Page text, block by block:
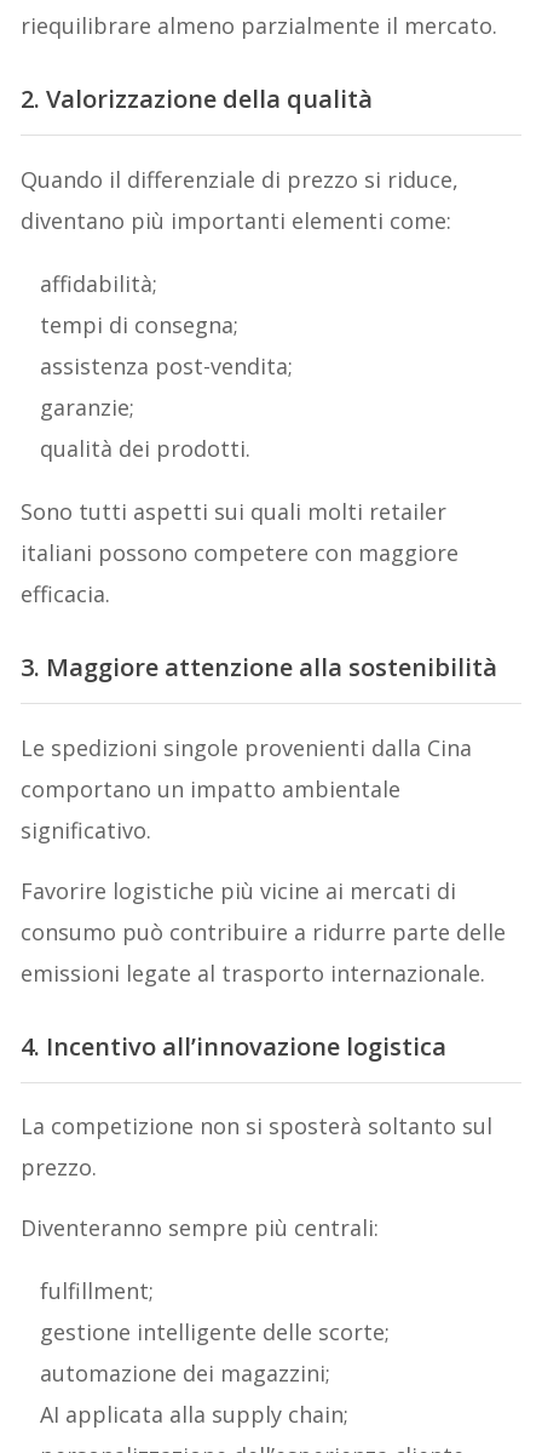
riequilibrare almeno parzialmente il mercato.
2. Valorizzazione della qualità
Quando il differenziale di prezzo si riduce,
diventano più importanti elementi come:
affidabilità;
tempi di consegna;
assistenza post-vendita;
garanzie;
qualità dei prodotti.
Sono tutti aspetti sui quali molti retailer
italiani possono competere con maggiore
efficacia.
3. Maggiore attenzione alla sostenibilità
Le spedizioni singole provenienti dalla Cina
comportano un impatto ambientale
significativo.
Favorire logistiche più vicine ai mercati di
consumo può contribuire a ridurre parte delle
emissioni legate al trasporto internazionale.
4. Incentivo all’innovazione logistica
La competizione non si sposterà soltanto sul
prezzo.
Diventeranno sempre più centrali:
fulfillment;
gestione intelligente delle scorte;
automazione dei magazzini;
AI applicata alla supply chain;